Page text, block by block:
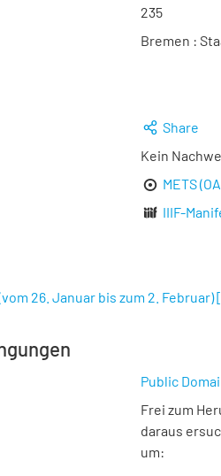
235
Bremen :
Share
Kein
METS
IIIF-
26. Januar bis zum 2. Februar)[
Public
Frei zum
daraus
um: